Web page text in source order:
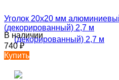
Уголок 20х20 мм
(декорированный) 2,7 м
В наличии
740 ₽
Купить